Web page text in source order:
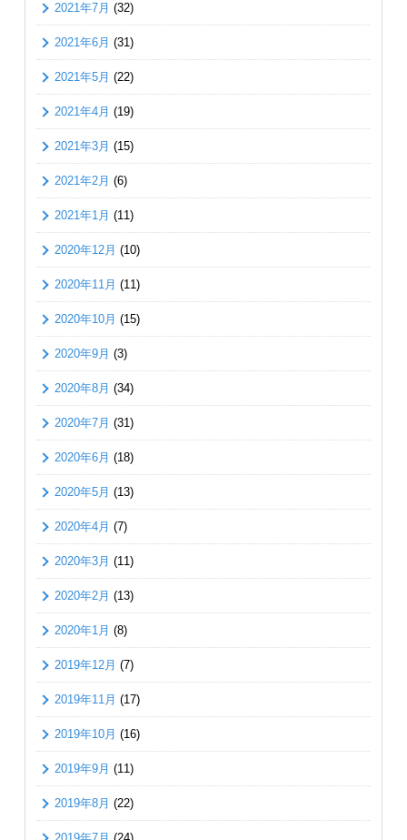
2021年7月 (32)
2021年6月 (31)
2021年5月 (22)
2021年4月 (19)
2021年3月 (15)
2021年2月 (6)
2021年1月 (11)
2020年12月 (10)
2020年11月 (11)
2020年10月 (15)
2020年9月 (3)
2020年8月 (34)
2020年7月 (31)
2020年6月 (18)
2020年5月 (13)
2020年4月 (7)
2020年3月 (11)
2020年2月 (13)
2020年1月 (8)
2019年12月 (7)
2019年11月 (17)
2019年10月 (16)
2019年9月 (11)
2019年8月 (22)